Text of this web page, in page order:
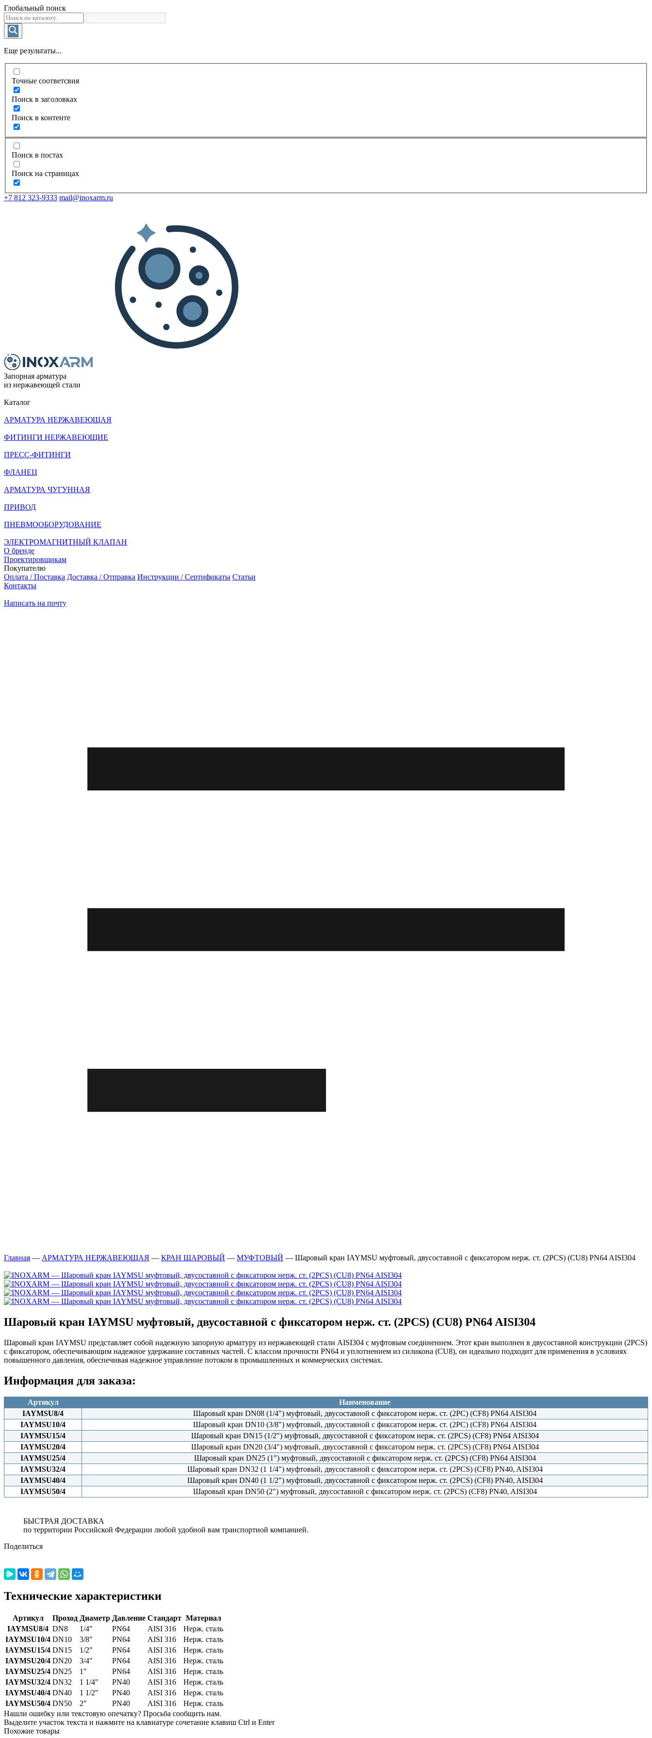
Глобальный поиск
Еще результаты...
Точные соответсвия
Поиск в заголовках
Поиск в контенте
Поиск в постах
Поиск на страницах
+7 812 323-9333 mail@inoxarm.ru
Запорная арматура
из нержавеющей стали
Каталог
АРМАТУРА НЕРЖАВЕЮЩАЯ
ФИТИНГИ НЕРЖАВЕЮЩИЕ
ПРЕСС-ФИТИНГИ
ФЛАНЕЦ
АРМАТУРА ЧУГУННАЯ
ПРИВОД
ПНЕВМООБОРУДОВАНИЕ
ЭЛЕКТРОМАГНИТНЫЙ КЛАПАН
О бренде
Проектировщикам
Покупателю
Оплата / Поставка Доставка / Отправка Инструкции / Сертификаты Статьи
Контакты
Написать на почту
Главная — АРМАТУРА НЕРЖАВЕЮЩАЯ — КРАН ШАРОВЫЙ — МУФТОВЫЙ — Шаровый кран IAYMSU муфтовый, двусоставной с фиксатором нерж. ст. (2PCS) (CU8) PN64 AISI304
Шаровый кран IAYMSU муфтовый, двусоставной с фиксатором нерж. ст. (2PCS) (CU8) PN64 AISI304
Шаровый кран IAYMSU представляет собой надежную запорную арматуру из нержавеющей стали AISI304 с муфтовым соединением. Этот кран выполнен в двусоставной конструкции (2PCS)
с фиксатором, обеспечивающим надежное удержание составных частей. С классом прочности PN64 и уплотнением из силикона (CU8), он идеально подходит для применения в условиях
повышенного давления, обеспечивая надежное управление потоком в промышленных и коммерческих системах.
Информация для заказа:
Артикул
Наименование
IAYMSU8/4
Шаровый кран DN08 (1/4") муфтовый, двусоставной с фиксатором нерж. ст. (2PC) (CF8) PN64 AISI304
IAYMSU10/4
Шаровый кран DN10 (3/8") муфтовый, двусоставной с фиксатором нерж. ст. (2PC) (CF8) PN64 AISI304
IAYMSU15/4
Шаровый кран DN15 (1/2") муфтовый, двусоставной с фиксатором нерж. ст. (2PCS) (CF8) PN64 AISI304
IAYMSU20/4
Шаровый кран DN20 (3/4") муфтовый, двусоставной с фиксатором нерж. ст. (2PCS) (CF8) PN64 AISI304
IAYMSU25/4
Шаровый кран DN25 (1") муфтовый, двусоставной с фиксатором нерж. ст. (2PCS) (CF8) PN64 AISI304
IAYMSU32/4
Шаровый кран DN32 (1 1/4") муфтовый, двусоставной с фиксатором нерж. ст. (2PCS) (CF8) PN40, AISI304
IAYMSU40/4
Шаровый кран DN40 (1 1/2") муфтовый, двусоставной с фиксатором нерж. ст. (2PCS) (CF8) PN40, AISI304
IAYMSU50/4
Шаровый кран DN50 (2") муфтовый, двусоставной с фиксатором нерж. ст. (2PCS) (CF8) PN40, AISI304
БЫСТРАЯ ДОСТАВКА
по территории Российской Федерации любой удобной вам транспортной компанией.
Поделиться
Технические характеристики
Артикул Проход Диаметр Давление Стандарт Материал
IAYMSU8/4 DN8 1/4" PN64 AISI 316
Нерж. сталь
IAYMSU10/4 DN10 3/8" PN64 AISI 316
Нерж. сталь
IAYMSU15/4 DN15 1/2" PN64 AISI 316
Нерж. сталь
IAYMSU20/4 DN20 3/4" PN64 AISI 316
Нерж. сталь
IAYMSU25/4 DN25 1" PN64 AISI 316
Нерж. сталь
IAYMSU32/4 DN32 1 1/4" PN40 AISI 316
Нерж. сталь
IAYMSU40/4 DN40 1 1/2" PN40 AISI 316
Нерж. сталь
IAYMSU50/4 DN50 2" PN40 AISI 316
Нерж. сталь
Нашли ошибку или текстовую опечатку? Просьба сообщить нам.
Выделите участок текста и нажмите на клавиатуре сочетание клавиш Ctrl и Enter
Похожие товары